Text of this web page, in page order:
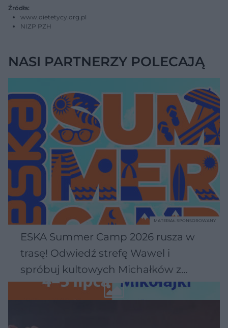
Źródła:
www.dietetycy.org.pl
NIZP PZH
NASI PARTNERZY POLECAJĄ
ESKA Summer Camp 2026 rusza w
trasę! Odwiedź strefę Wawel i
spróbuj kultowych Michałków z
Wawelu
MATERIAŁ SPONSOROWANY